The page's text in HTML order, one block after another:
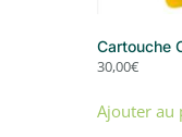
Cartouche
30,00€
Ajouter au